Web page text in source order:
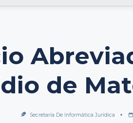
de
Secretaría De Informática Jurídica